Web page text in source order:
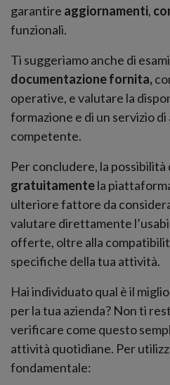
garantire aggiornamenti,
funzionali.
Ti suggeriamo anche di
documentazione fornita,
operative, e valutare la
formazione e di un servizio
competente.
Per concludere, la possibilità
gratuitamentela
ulteriore fattore da
valutare direttamente
offerte, oltre alla
specifiche della tua attività.
Hai individuato qual è il
per la tua azienda? Non ti
verificare come questo
attività quotidiane. Per
fondamentale: